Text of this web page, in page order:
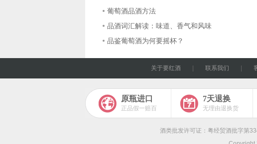
葡萄酒品酒方法
品酒词汇解读：味道、香气和风味
品鉴葡萄酒为何要摇杯？
关于要红酒| 联系我们
原瓶进口
正品假一赔百
7天退换
无理由退换货
酒类批发许可证：粤经贸酒批字第